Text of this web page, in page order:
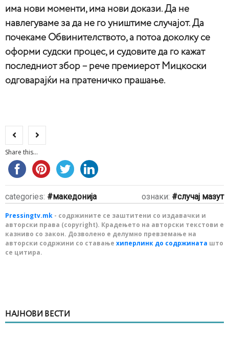
има нови моменти, има нови докази. Да не
навлегуваме за да не го уништиме случајот. Да
почекаме Обвинителството, а потоа доколку се
оформи судски процес, и судовите да го кажат
последниот збор – рече премиерот Мицкоски
одговарајќи на пратеничко прашање.
Share this...
categories: македонија ознаки: случај мазут
Pressingtv.mk - содржините се заштитени со издавачки и
авторски права (copyright). Крадењето на авторски текстови е
казниво со закон. Дозволено е делумно превземање на
авторски содржини со ставање хиперлинк до содржината што
се цитира.
НАЈНОВИ ВЕСТИ